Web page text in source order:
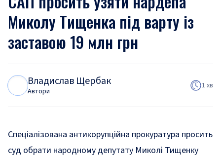
Миколу Тищенка під варту із
заставою 19 млн грн
Владислав Щербак
Автори
1 хв
Спеціалізована антикорупційна прокуратура просить
суд обрати народному депутату Миколі Тищенку